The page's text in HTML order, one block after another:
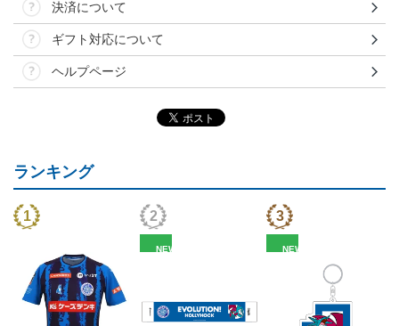
決済について
ギフト対応について
ヘルプページ
ランキング
NEW NEW